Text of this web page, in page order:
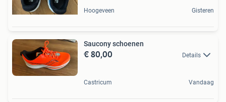
Hoogeveen Gisteren
Saucony schoenen
€ 80,00 Details
Castricum Vandaag